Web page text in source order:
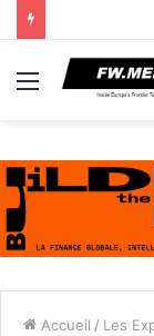
Menu
Accueil / Les